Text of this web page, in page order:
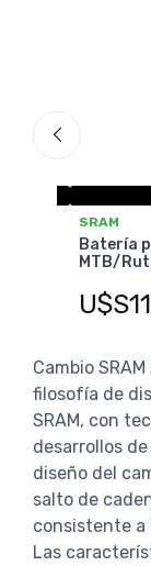
Cambio
filosofía de
SRAM, con
desarrollos
diseño del
salto de
consistente a
Las